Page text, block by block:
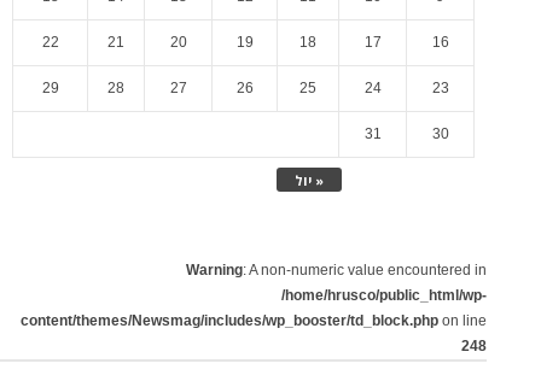
« יול
16
17
18
19
20
21
22
23
24
25
26
27
28
29
30
31
Warning: A non-numeric value encountered in
/home/hrusco/public_html/wp-
content/themes/Newsmag/includes/wp_booster/td_block.php on line
248